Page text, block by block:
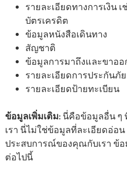
รายละเอียดทางการเงิน
บัตรเครดิต
ข้อมูลหนังสือเดินทาง
สัญชาติ
ข้อมูลการมาถึงและขาออ
รายละเอียดการประกันภัย
รายละเอียดป้ายทะเบียน
ข้อมูลเพิ่มเติม:นี่คือข้อมูลอื่น ๆ
เรา นี่ไม่ใช่ข้อมูลที่ละเอียดอ่อ
ประสบการณ์ของคุณกับเรา ข้อ
ต่อไปนี้